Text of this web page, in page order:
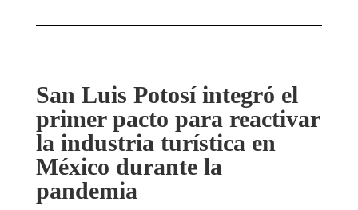
San Luis Potosí integró el
primer pacto para reactivar
la industria turística en
México durante la
pandemia